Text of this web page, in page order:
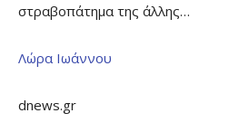
στραβοπάτημα της άλλης…
Λώρα Ιωάννου
dnews.gr